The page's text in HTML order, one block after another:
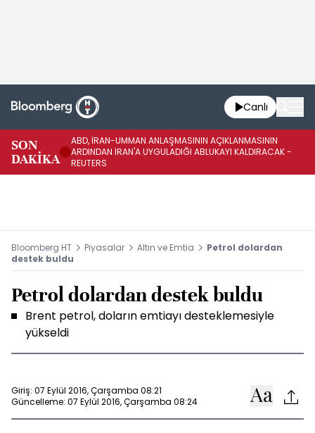
Canlı
SON
DAKİKA
ABD, İRAN-UMMAN ANLAŞMASININ AÇIKLANMASININ
ARDINDAN İRAN'A UYGULADIĞI ABLUKAYI KALDIRACAK -
REUTERS
Bloomberg HT Piyasalar Altın ve Emtia
Petrol dolardan
destek buldu
Petrol dolardan destek buldu
Brent petrol, doların emtiayı desteklemesiyle
yükseldi
Giriş: 07 Eylül 2016, Çarşamba 08:21
Güncelleme: 07 Eylül 2016, Çarşamba 08:24